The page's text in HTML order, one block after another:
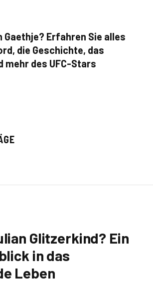
Erfahren Sie alles
die Geschichte, das
mehr des UFC-Stars
Glitzerkind? Ein
in das
Leben